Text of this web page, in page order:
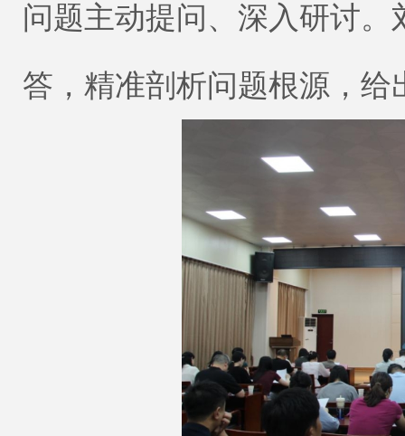
问题主动提问、深入研讨
答，精准剖析问题根源，